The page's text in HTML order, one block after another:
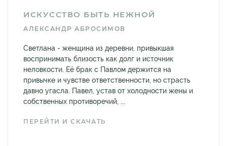
ИСКУССТВО БЫТЬ НЕЖНОЙ
АЛЕКСАНДР АБРОСИМОВ
Светлана - женщина из деревни, привыкшая
воспринимать близость как долг и источник
неловкости. Её брак с Павлом держится на
привычке и чувстве ответственности, но страсть
давно угасла. Павел, устав от холодности жены и
собственных противоречий, ...
ПЕРЕЙТИ И СКАЧАТЬ